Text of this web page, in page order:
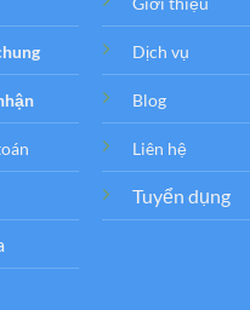
Dịch vụ
Blog
Liên hệ
Tuyển dụng